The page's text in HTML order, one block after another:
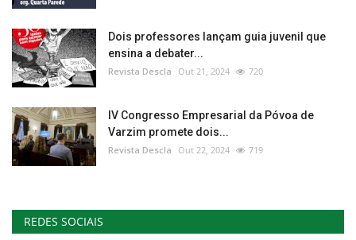
Dois professores lançam guia juvenil que
ensina a debater...
Revista Descla Out 21, 2024 720
IV Congresso Empresarial da Póvoa de
Varzim promete dois...
Revista Descla Out 22, 2024 719
REDES SOCIAIS